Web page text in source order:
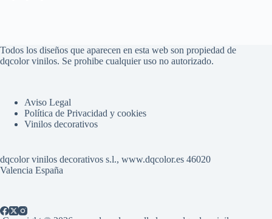
Todos los diseños que aparecen en esta web son propiedad de
dqcolor vinilos. Se prohibe cualquier uso no autorizado.
Aviso Legal
Política de Privacidad y cookies
Vinilos decorativos
dqcolor vinilos decorativos s.l., www.dqcolor.es 46020
Valencia España